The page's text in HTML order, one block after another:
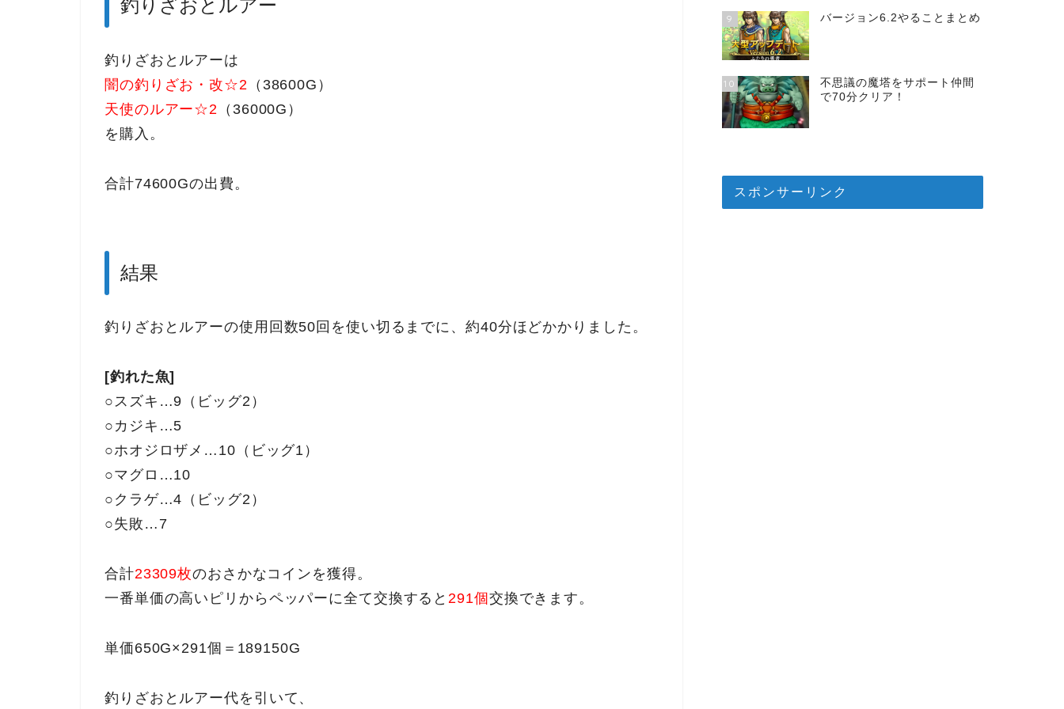
釣りざおとルアー
釣りざおとルアーは
闇の釣りざお・改☆2 （38600G）
天使のルアー☆2
（36000G）
を購入。
合計74600Gの出費。
結果
釣りざおとルアーの使用回数50回を使い切るまでに、約40分ほどかかりました。
[釣れた魚]
○スズキ…9（ビッグ2）
○カジキ…5
○ホオジロザメ…10（ビッグ1）
○マグロ…10
○クラゲ…4（ビッグ2）
○失敗…7
合計23309枚のおさかなコインを獲得。
一番単価の高いピリからペッパーに全て交換すると291個 交換できます。
単価650G×291個＝189150G
釣りざおとルアー代を引いて、
9 バージョン6.2やることまとめ
10
不思議の魔塔をサポート仲間
で70分クリア！
スポンサーリンク